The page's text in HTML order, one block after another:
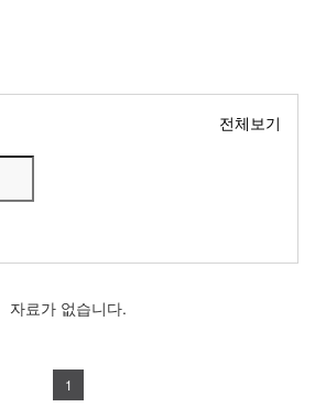
전체보기
자료가 없습니다.
1